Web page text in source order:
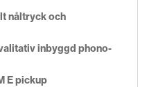
nåltryck och
inbyggd phono-
E pickup